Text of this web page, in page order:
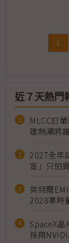
1
近７天熱門
MLCC訂
建熱潮將
2027全年
宣」只怕
英特爾
2028準時
SpaceX
採用